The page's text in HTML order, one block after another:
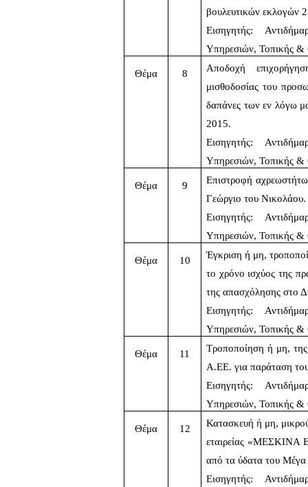
βουλευτικών εκλογών
Εισηγητής:
Υπηρεσιών, Τοπικής &
Θέμα 8
Αποδοχή
μισθοδοσίας του
δαπάνες των εν λόγω
2015.
Εισηγητής:
Υπηρεσιών, Τοπικής &
Θέμα 9
Επιστροφή
Γεώργιο του Νικολάου.
Εισηγητής:
Υπηρεσιών, Τοπικής &
Θέμα 10
Έγκριση ή μη,
το χρόνο ισχύος της
της απασχόλησης στο
Εισηγητής:
Υπηρεσιών, Τοπικής &
Θέμα 11
Τροποποίηση ή μη,
A.EE. για παράταση
Εισηγητής:
Υπηρεσιών, Τοπικής &
Θέμα 12
Κατασκευή ή μη,
εταιρείας
από τα ύδατα του
Εισηγητής: